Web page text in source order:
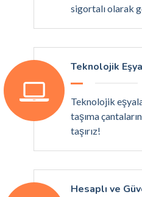
sigortalı olarak
Teknolojik Eşya
Teknolojik
taşıma
taşırız!
Hesaplı ve